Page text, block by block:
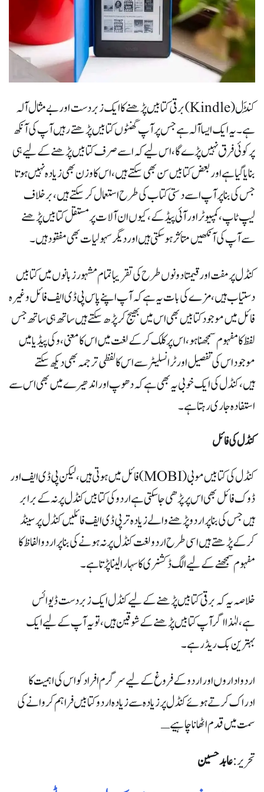
کِنڈَل ( Kindle) برقی کتابیں پڑھنے کا ایک زبردست اور بےمثال آلہ
ہے۔یہ ایک ایسا آلہ ہے جس پر آپ گھنٹوں کتابیں پڑھتے رہیں آپ کی آنکھ
پر کوئی فرق نہیں پڑےگا،اس لیے کہ اسے صرف کتابیں پڑھنے کےلیے ہی
بنایا گیا ہے اور بعض کتابیں سن بھی سکتے ہیں،اس کا وزن بھی زیادہ نہیں ہوتا
جس کی بنا پر آپ اسے دستی کتاب کی طرح استعمال کرسکتے ہیں،برخلاف
لیپ ٹاپ،کمپیوٹر اور آئی پیڈ کے،کیوں ان آلات پر مستقل کتابیں پڑھنے
سے آپ کی آنکھیں متأثر ہوسکتی ہیں اور دیگر سہولیات بھی مفقود ہیں۔
کنڈل پر مفت اور قیمتا دونوں طرح کی تقریبا تمام مشہور زبانوں میں کتابیں
دستیاب ہیں،مزے کی بات یہ ہے کہ آپ اپنے پاس پی ڈی ایف فائل وغیرہ
فائل میں موجود کتابیں بھی اس میں بھیج کر پڑھ سکتے ہیں ساتھ ہی ساتھ جس
لفظ کا مفہوم سمجھنا ہو،اس پر کلک کرکے لغت میں اس کا معنی،وکی پیڈیا میں
موجود اس کی تفصیل اور ٹرانسلیٹر سے اس کا لفظی ترجمہ بھی دیکھ سکتے
ہیں،کنڈل کی ایک خوبی یہ بھی ہے کہ دھوپ اور اندھیرے میں بھی اس سے
استفادہ جاری رہتا ہے۔
کنڈل کی فائل
کنڈل کی کتابیں موبی (MOBI) فائل میں ہوتی ہیں،لیکن پی ڈی ایف اور
ڈوک فائل بھی اس پر پڑھی جاسکتی ہے اردو کی کتابیں کنڈل پر نہ کے برابر
ہیں جس کی بنا پر اردو پڑھنے والے زیادہ تر پی ڈی ایف فائلیں کنڈل پر سینڈ
کرکے پڑھتے ہیں اسی طرح اردو لغت کنڈل پر نہ ہونے کی بناپر اردو الفاظ کا
مفہوم سمجھنے کےلیے الگ ڈکشنری کا سہارا لینا پڑتا ہے۔
خلاصہ یہ کہ برقی کتابیں پڑھنے کےلیے کنڈل ایک زبردست ڈیوائس
ہے،لہٰذا اگر آپ کتابیں پڑھنے کے شوقین ہیں،تو یہ آپ کے لیے ایک
بہترین بک ریڈر ہے۔
اردو اداروں اور اردو کے فروغ کے لیے سرگرم افراد کو اس کی اہمیت کا
ادراک کرتے ہوئے کنڈل پر زیادہ سے زیادہ اردو کتابیں فراہم کروانے کی
سمت میں قدم اٹھانا چاہیےـ
تحریر:عابد حسین